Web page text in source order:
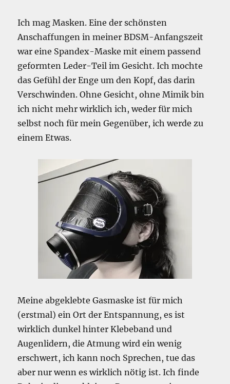
Ich mag Masken. Eine der schönsten
Anschaffungen in meiner BDSM-Anfangszeit
war eine Spandex-Maske mit einem passend
geformten Leder-Teil im Gesicht. Ich mochte
das Gefühl der Enge um den Kopf, das darin
Verschwinden. Ohne Gesicht, ohne Mimik bin
ich nicht mehr wirklich ich, weder für mich
selbst noch für mein Gegenüber, ich werde zu
einem Etwas.
Meine abgeklebte Gasmaske ist für mich
(erstmal) ein Ort der Entspannung, es ist
wirklich dunkel hinter Klebeband und
Augenlidern, die Atmung wird ein wenig
erschwert, ich kann noch Sprechen, tue das
aber nur wenn es wirklich nötig ist. Ich finde